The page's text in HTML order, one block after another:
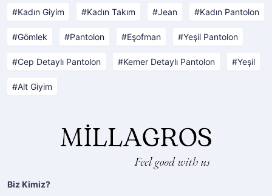
Kadın Giyim Kadın Takım Jean Kadın Pantolon
Gömlek Pantolon Eşofman Yeşil Pantolon
Cep Detaylı Pantolon Kemer Detaylı Pantolon Yeşil
Alt Giyim
Biz Kimiz?